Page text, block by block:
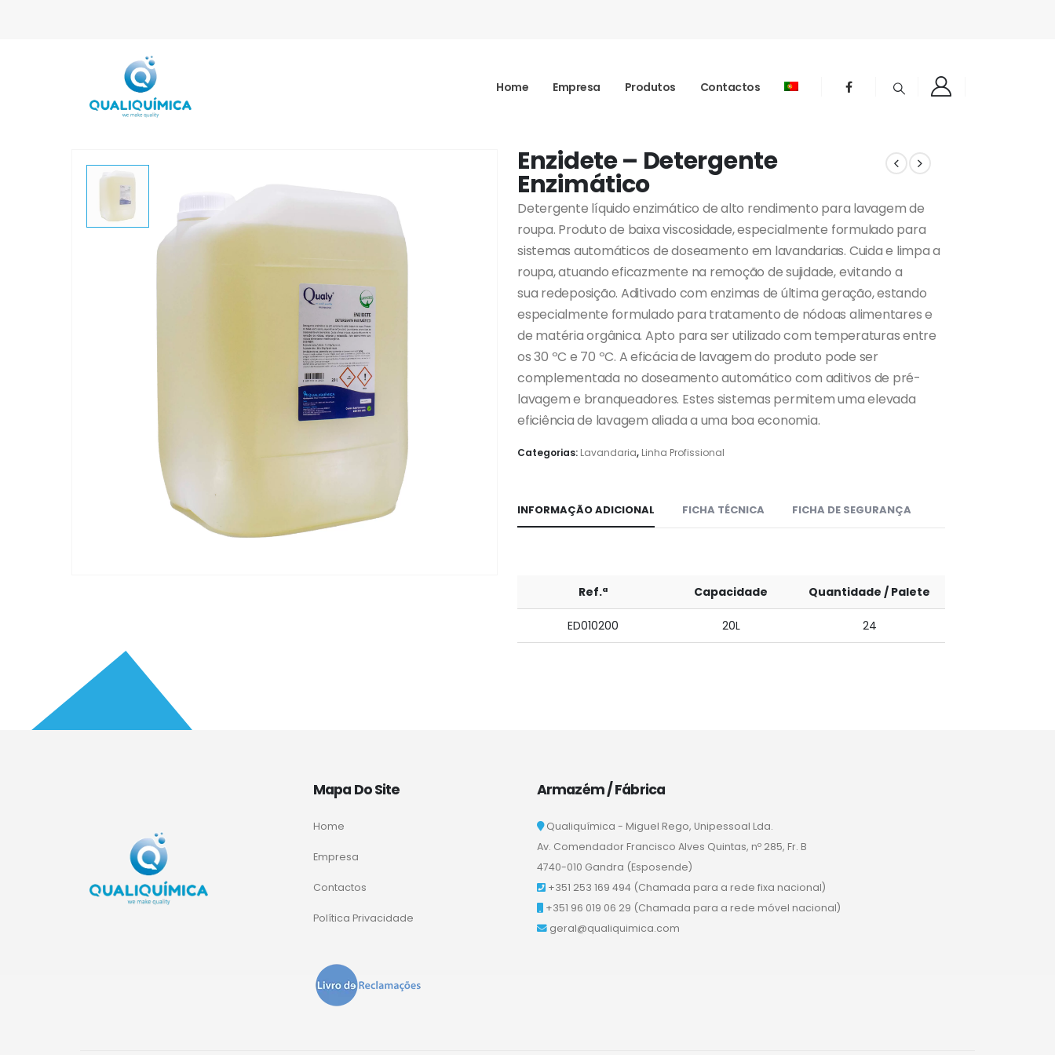
Home Empresa Produtos Contactos
Enzidete – Detergente
Enzimático
Detergente líquido enzimático de alto rendimento para lavagem de
roupa. Produto de baixa viscosidade, especialmente formulado para
sistemas automáticos de doseamento em lavandarias. Cuida e limpa a
roupa, atuando eficazmente na remoção de sujidade, evitando a
sua redeposição. Aditivado com enzimas de última geração, estando
especialmente formulado para tratamento de nódoas alimentares e
de matéria orgânica. Apto para ser utilizado com temperaturas entre
os 30 ºC e 70 ºC. A eficácia de lavagem do produto pode ser
complementada no doseamento automático com aditivos de pré-
lavagem e branqueadores. Estes sistemas permitem uma elevada
eficiência de lavagem aliada a uma boa economia.
Categorias: Lavandaria, Linha Profissional
INFORMAÇÃO ADICIONAL FICHA TÉCNICA FICHA DE SEGURANÇA
Ref.ª Capacidade Quantidade / Palete
ED010200 20L 24
Mapa Do Site
Home
Empresa
Contactos
Política Privacidade
Armazém / Fábrica
Qualiquímica - Miguel Rego, Unipessoal Lda.
Av. Comendador Francisco Alves Quintas, nº 285, Fr. B
4740-010 Gandra (Esposende)
+351 253 169 494 (Chamada para a rede fixa nacional)
+351 96 019 06 29 (Chamada para a rede móvel nacional)
geral@qualiquimica.com